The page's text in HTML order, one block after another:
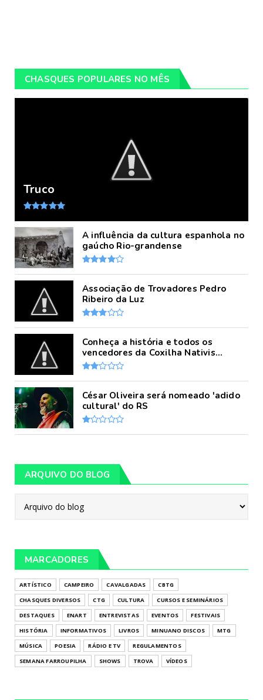
CHASQUES POPULARES NO MÊS
Truco
A influência da cultura espanhola no
gaúcho Rio-grandense
Associação de Trovadores Pedro
Ribeiro da Luz
Conheça a história e todos os
vencedores da Coxilha Nativis...
César Oliveira será nomeado 'adido
cultural' do RS
ARQUIVO DO BLOG
MARCADORES
ARTÍSTICO CAMPEIRO CAVALGADAS
CBTG
CHASQUES DIVERSOS
CTG CULTURA
CURSOS E SEMINÁRIOS
DESTAQUES
ENART ENTREVISTAS EVENTOS
FESTIVAIS
HISTÓRIA
INFORMATIVOS LIVROS MINUANO DISCOS
MTG
MÚSICA
POESIA RÁDIO E TV
REGULAMENTOS
SEMANA FARROUPILHA
SHOWS TROVA VÍDEOS